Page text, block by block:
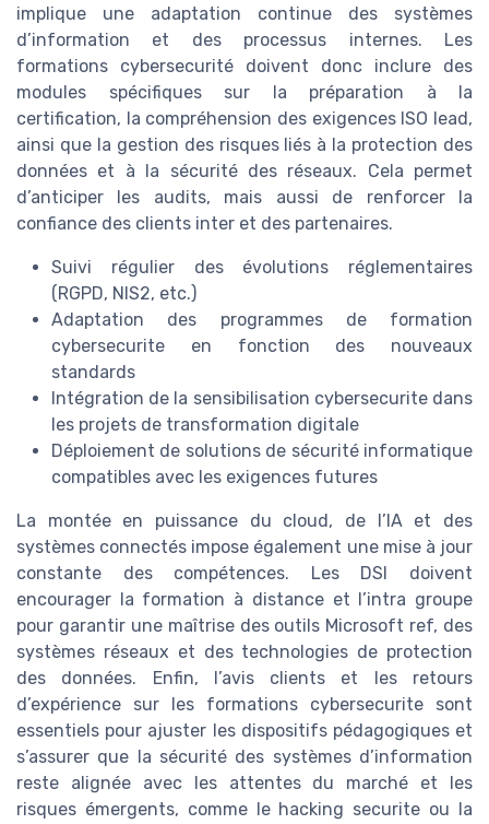
implique une adaptation continue des systèmes
d’information et des processus internes. Les
formations cybersecurité doivent donc inclure des
modules spécifiques sur la préparation à la
certification, la compréhension des exigences ISO lead,
ainsi que la gestion des risques liés à la protection des
données et à la sécurité des réseaux. Cela permet
d’anticiper les audits, mais aussi de renforcer la
confiance des clients inter et des partenaires.
Suivi régulier des évolutions réglementaires
(RGPD, NIS2, etc.)
Adaptation des programmes de formation
cybersecurite en fonction des nouveaux
standards
Intégration de la sensibilisation cybersecurite dans
les projets de transformation digitale
Déploiement de solutions de sécurité informatique
compatibles avec les exigences futures
La montée en puissance du cloud, de l’IA et des
systèmes connectés impose également une mise à jour
constante des compétences. Les DSI doivent
encourager la formation à distance et l’intra groupe
pour garantir une maîtrise des outils Microsoft ref, des
systèmes réseaux et des technologies de protection
des données. Enfin, l’avis clients et les retours
d’expérience sur les formations cybersecurite sont
essentiels pour ajuster les dispositifs pédagogiques et
s’assurer que la sécurité des systèmes d’information
reste alignée avec les attentes du marché et les
risques émergents, comme le hacking securite ou la